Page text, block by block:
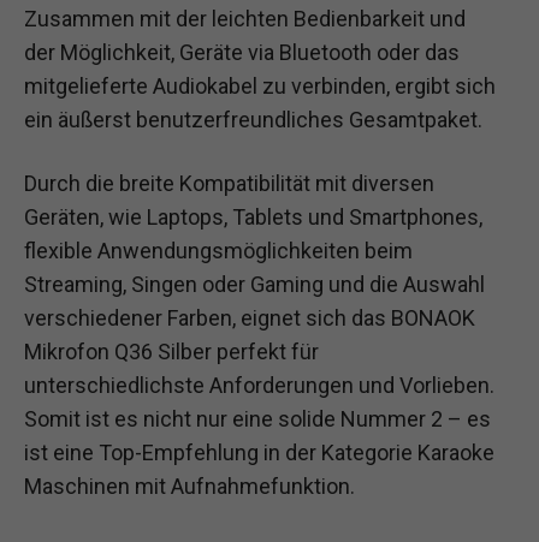
Zusammen mit der leichten Bedienbarkeit und
der Möglichkeit, Geräte via Bluetooth oder das
mitgelieferte Audiokabel zu verbinden, ergibt sich
ein äußerst benutzerfreundliches Gesamtpaket.
Durch die breite Kompatibilität mit diversen
Geräten, wie Laptops, Tablets und Smartphones,
flexible Anwendungsmöglichkeiten beim
Streaming, Singen oder Gaming und die Auswahl
verschiedener Farben, eignet sich das BONAOK
Mikrofon Q36 Silber perfekt für
unterschiedlichste Anforderungen und Vorlieben.
Somit ist es nicht nur eine solide Nummer 2 – es
ist eine Top-Empfehlung in der Kategorie Karaoke
Maschinen mit Aufnahmefunktion.